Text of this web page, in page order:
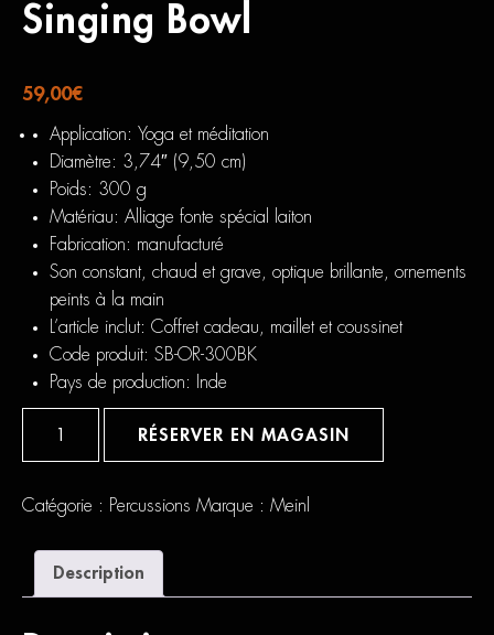
Singing Bowl
59,00€
Application: Yoga et méditation
Diamètre: 3,74″ (9,50 cm)
Poids: 300 g
Matériau: Alliage fonte spécial laiton
Fabrication: manufacturé
Son constant, chaud et grave, optique brillante, ornements
peints à la main
L’article inclut: Coffret cadeau, maillet et coussinet
Code produit: SB-OR-300BK
Pays de production:
Inde
Bowl
RÉSERVER EN MAGASIN
Catégorie : Percussions Marque : Meinl
Description